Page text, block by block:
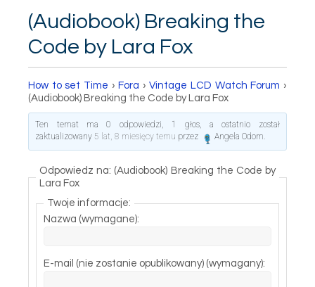
(Audiobook) Breaking the
Code by Lara Fox
How to set Time › Fora › Vintage LCD Watch Forum ›
(Audiobook) Breaking the Code by Lara Fox
Ten temat ma 0 odpowiedzi, 1 głos, a ostatnio został
zaktualizowany 5 lat, 8 miesięcy temu przez Angela Odom.
Odpowiedz na: (Audiobook) Breaking the Code by
Lara Fox
Twoje informacje:
Nazwa (wymagane):
E-mail (nie zostanie opublikowany) (wymagany):